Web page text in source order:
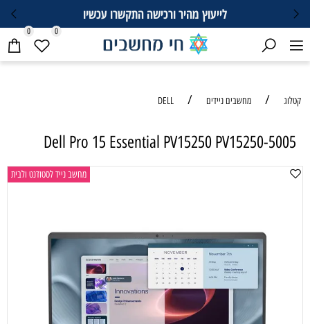
לייעוץ מהיר ורכישה התקשרו עכשיו
0 0
קטלוג / מחשבים ניידים /
DELL
Dell Pro 15 Essential PV15250 PV15250-5005
מחשב נייד לסטודנט ולבית